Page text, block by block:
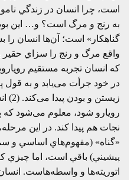
است، چرا انسان در زندگي
به رنج و مرگ است؟ و… اين
گناهکار» است؛ آن‌ها انسان را
واقع مرگ و رنج را سزاي حقير
که انسان تجربه مستقيم
در خود جرأت می‌يابد و به قول
رويارو شود، معلوم می‌شود که
نجات هم پيدا کند. در اين
«گناه» (مفهوم‌هاي اساسي و
پيشيني) باقي است، اما چيزي
اتوريته‌ها و واسطه‌هاست.